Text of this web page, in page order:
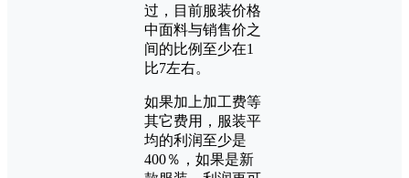
过，目前服装价格
中面料与销售价之
间的比例至少在1
比7左右。
如果加上加工费等
其它费用，服装平
均的利润至少是
400％，如果是新